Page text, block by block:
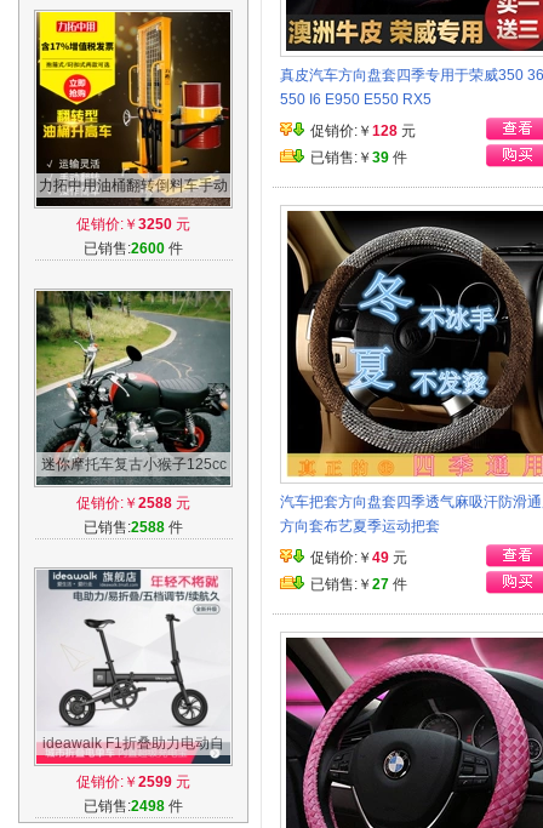
力拓中用油桶翻转倒料车手动
油桶液压搬运车升高倒料叉车
油桶夹具
促销价:￥ 3250 元
已销售:2600 件
迷你摩托车复古小猴子125cc
迷你成人汽油小型跑车越野车
小摩托车
促销价:￥ 2588 元
已销售:2588 件
ideawalk F1折叠助力电动自
行车小型迷你电瓶单车锂电池
成人代驾
促销价:￥ 2599 元
已销售:2498 件
真皮汽车方向盘套四季专用于荣威350
550 I6 E950 E550 RX5
促销价:￥ 128 元
已销售:￥ 39 件
汽车把套方向盘套四季透气麻吸汗防滑
方向套布艺夏季运动把套
促销价:￥ 49 元
已销售:￥ 27 件